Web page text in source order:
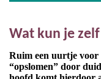
Wat kun je
Ruim een uurtje voor
“opslomen” door